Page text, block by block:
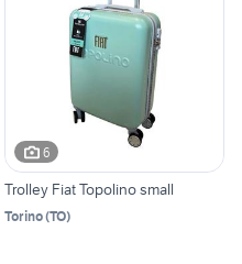
6
Trolley Fiat Topolino small
Torino(TO)